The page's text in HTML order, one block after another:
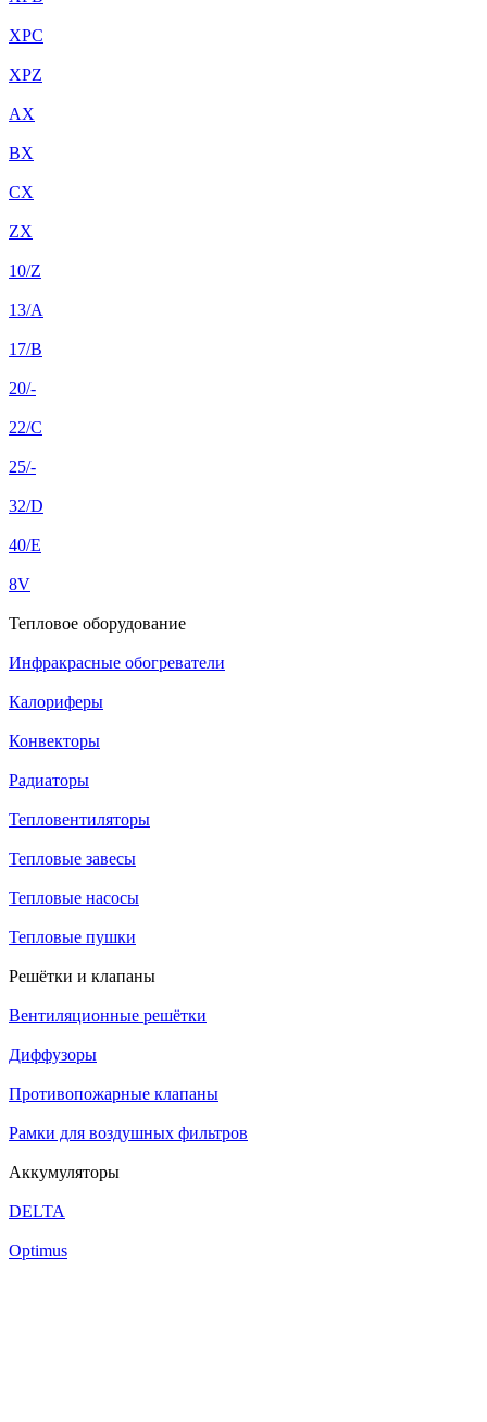
XPC
XPZ
AX
BX
CX
ZX
10/Z
13/A
17/B
20/-
22/C
25/-
32/D
40/E
8V
Тепловое оборудование
Инфракрасные обогреватели
Калориферы
Конвекторы
Радиаторы
Тепловентиляторы
Тепловые завесы
Тепловые насосы
Тепловые пушки
Решётки и клапаны
Вентиляционные решётки
Диффузоры
Противопожарные клапаны
Рамки для воздушных фильтров
Аккумуляторы
DELTA
Optimus